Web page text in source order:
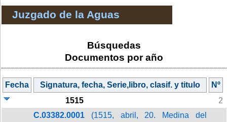
Juzgado de la Aguas
Búsquedas
Documentos por año
Fecha Signatura, fecha, Serie,libro, clasif. y titulo
Nº
1515
2
C.03382.0001 (1515, abril, 20. Medina del